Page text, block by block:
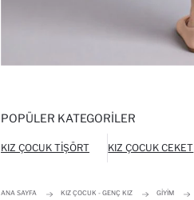
POPÜLER KATEGORILER
KIZ ÇOCUK TIŞÖRT KIZ ÇOCUK CEKET
ANA SAYFA KIZ ÇOCUK - GENÇ KIZ GIYIM